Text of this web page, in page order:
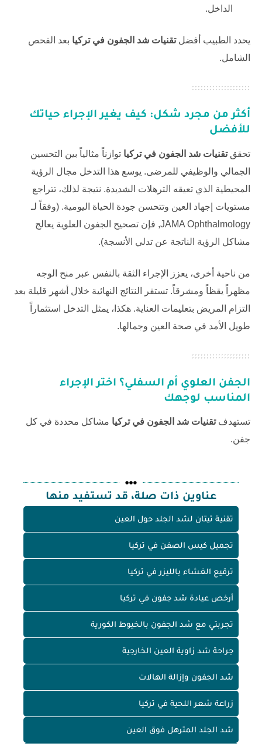
الداخل.
يحدد الطبيب أفضلتقنيات شد الجفون في تركيا بعد الفحص
الشامل.
أكثر من مجرد شكل: كيف يغير الإجراء حياتك
للأفضل
تحققتقنيات شد الجفون في تركيا توازناً مثالياً بين التحسين
الجمالي والوظيفي للمرضى. يوسع هذا التدخل مجال الرؤية
المحيطية الذي تعيقه الترهلات الشديدة. نتيجة لذلك، تتراجع
مستويات إجهاد العين وتتحسن جودة الحياة اليومية. (وفقاً لـ
JAMA Ophthalmology, فإن تصحيح الجفون العلوية يعالج
مشاكل الرؤية الناتجة عن تدلي الأنسجة).
من ناحية أخرى، يعزز الإجراء الثقة بالنفس عبر منح الوجه
مظهراً يقظاً ومشرقاً. تستقر النتائج النهائية خلال أشهر قليلة بعد
التزام المريض بتعليمات العناية. هكذا، يمثل التدخل استثماراً
طويل الأمد في صحة العين وجمالها.
الجفن العلوي أم السفلي؟ اختر الإجراء
المناسب لوجهك
تستهدفتقنيات شد الجفون في تركيا مشاكل محددة في كل
جفن.
عناوين ذات صلة، قد تستفيد منها
تقنية تيتان لشد الجلد حول العين
تجميل كيس الصفن في تركيا
ترقيع الغشاء بالليزر في تركيا
أرخص عيادة شد جفون في تركيا
تجربتي مع شد الجفون بالخيوط الكورية
جراحة شد زاوية العين الخارجية
شد الجفون وإزالة الهالات
زراعة شعر اللحية في تركيا
شد الجلد المترهل فوق العين